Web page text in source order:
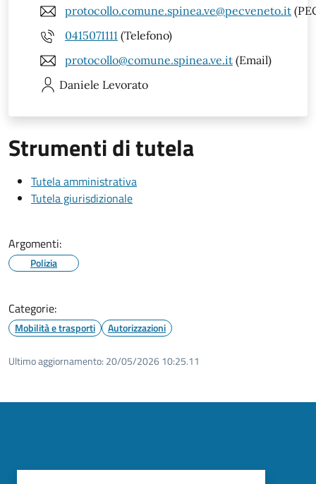
protocollo.comune.spinea.ve@pecveneto.it
0415071111 (Telefono)
protocollo@comune.spinea.ve.it (Email)
Daniele Levorato
Strumenti di tutela
Tutela amministrativa
Tutela giurisdizionale
Argomenti:
Polizia
Categorie:
Mobilità e trasporti Autorizzazioni
Ultimo aggiornamento: 20/05/2026 10:25.11